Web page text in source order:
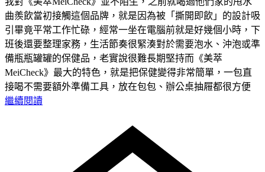
曲羨飲當初接觸這個品牌，就是因為被「撕開即飲」的設計吸
引畢竟平常工作忙碌，經常一坐在電腦前就是好幾個小時，下
班後還要整理家務，生活節奏很緊湊對於需要泡水、沖泡或準
備瓶瓶罐罐的保健品，老實說很難長期堅持而《美萃
MeiCheck》最大的特色，就是把保健變得非常簡單，一包直
接喝不需要額外準備工具，放在包包、辦公桌抽屜都很方便
繼續閱讀